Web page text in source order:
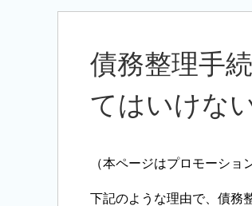
債務整理手
てはいけな
（本ページはプロモーショ
下記のような理由で、債務